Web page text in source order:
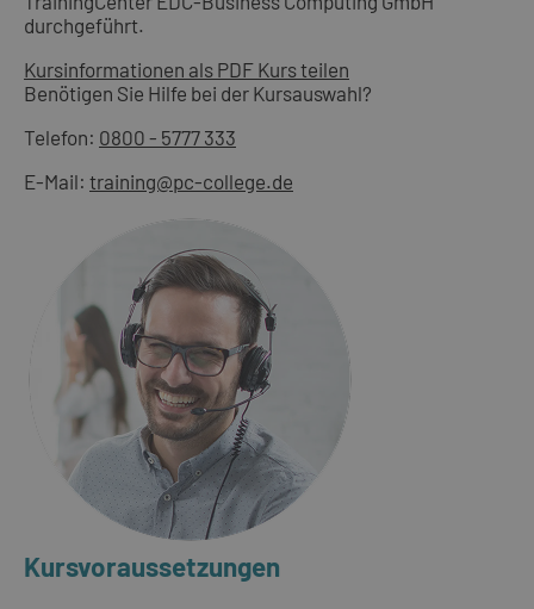
durchgeführt.
Kursinformationen als PDF Kurs teilen
Benötigen Sie Hilfe bei der Kursauswahl?
Telefon: 0800 - 5777 333
E-Mail: training@pc-college.de
Kursvoraussetzungen